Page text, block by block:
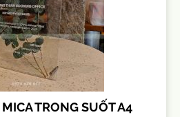
TRONG SUỐT A4